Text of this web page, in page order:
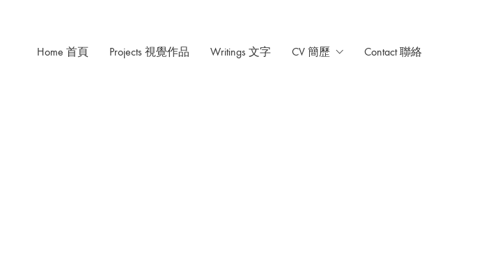
Home 首頁 Projects 視覺作品 Writings 文字 CV 簡歷 Contact 聯絡